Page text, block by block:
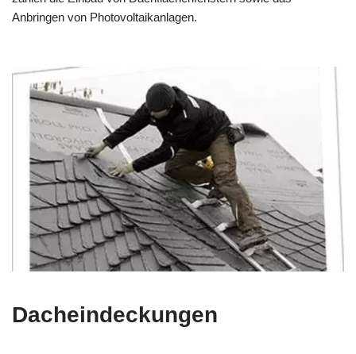
Anbringen von Photovoltaikanlagen.
Dacheindeckungen